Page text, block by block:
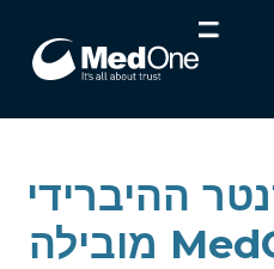
ההיברידי
ב-2024: MedOne מובילה